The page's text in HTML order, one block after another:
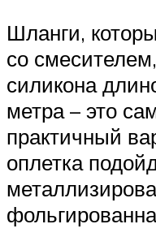
Шланги,
со
силикона
метра – это
практичный
оплетка